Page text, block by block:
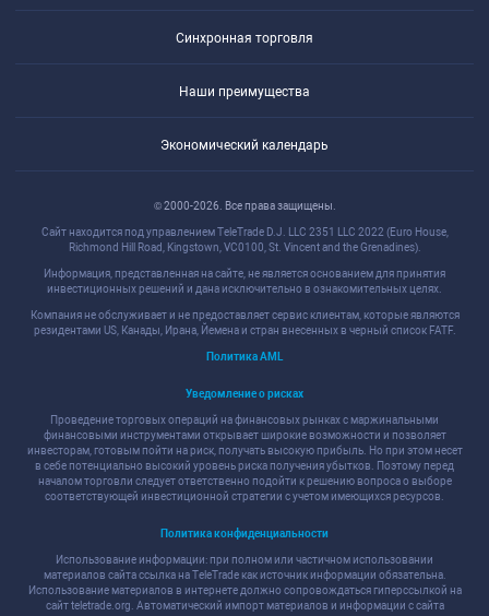
Синхронная торговля
Наши преимущества
Экономический календарь
© 2000-2026. Все права защищены.
Сайт находится под управлением TeleTrade D.J. LLC 2351 LLC 2022 (Euro House,
Richmond Hill Road, Kingstown, VC0100, St. Vincent and the Grenadines).
Информация, представленная на сайте, не является основанием для принятия
инвестиционных решений и дана исключительно в ознакомительных целях.
Компания не обслуживает и не предоставляет сервис клиентам, которые являются
резидентами US, Канады, Ирана, Йемена и стран внесенных в черный список FATF.
Политика AML
Уведомление о рисках
Проведение торговых операций на финансовых рынках с маржинальными
финансовыми инструментами открывает широкие возможности и позволяет
инвесторам, готовым пойти на риск, получать высокую прибыль. Но при этом несет
в себе потенциально высокий уровень риска получения убытков. Поэтому перед
началом торговли следует ответственно подойти к решению вопроса о выборе
соответствующей инвестиционной стратегии с учетом имеющихся ресурсов.
Политика конфиденциальности
Использование информации: при полном или частичном использовании
материалов сайта ссылка на TeleTrade как источник информации обязательна.
Использование материалов в интернете должно сопровождаться гиперссылкой на
сайт teletrade.org. Автоматический импорт материалов и информации с сайта